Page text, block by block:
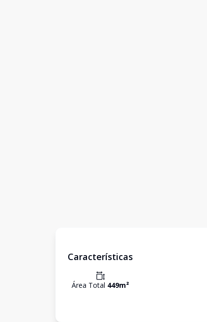
Características
Área Total 449m²